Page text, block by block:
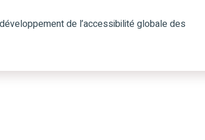
de l’accessibilité globale des